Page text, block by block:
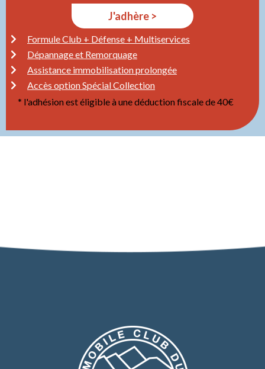
J'adhère >
Formule Club + Défense + Multiservices
Dépannage et Remorquage
Assistance immobilisation prolongée
Accès option Spécial Collection
* l'adhésion est éligible à une déduction fiscale de 40€